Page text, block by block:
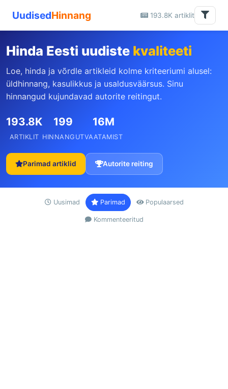
UudisedHinnang 193.8K artiklit
Hinda Eesti uudiste kvaliteeti
Loe, hinda ja võrdle artikleid kolme kriteeriumi alusel:
üldhinnang, kasulikkus ja usaldusväärsus. Sinu
hinnangud kujundavad autorite reitingut.
193.8K
ARTIKLIT
199
HINNANGUT
16M
VAATAMIST
Parimad artiklid Autorite reiting
Uusimad Parimad Populaarsed
Kommenteeritud